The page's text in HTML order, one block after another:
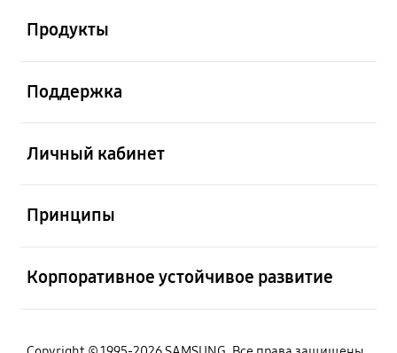
Продукты
Поддержка
Личный кабинет
Принципы
Корпоративное устойчивое развитие